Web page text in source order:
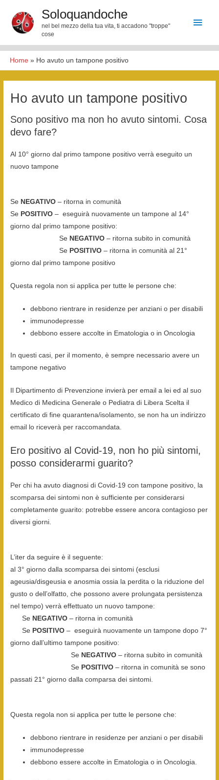
contenuto
Soloquandoche
nel bel mezzo della tua vita, ti accadono "troppe"
cose
Home » Ho avuto un tampone positivo
Ho avuto un tampone positivo
Sono positivo ma non ho avuto sintomi. Cosa
devo fare?
Al 10° giorno dal primo tampone positivo verrà eseguito un
nuovo tampone
Se NEGATIVO – ritorna in comunità
Se POSITIVO – eseguirà nuovamente un tampone al 14°
giorno dal primo tampone positivo:
Se NEGATIVO – ritorna subito in comunità
Se POSITIVO – ritorna in comunità al 21°
giorno dal primo tampone positivo
Questa regola non si applica per tutte le persone che:
debbono rientrare in residenze per anziani o per disabili
immunodepresse
debbono essere accolte in Ematologia o in Oncologia
In questi casi, per il momento, è sempre necessario avere un
tampone negativo
Il Dipartimento di Prevenzione invierà per email a lei ed al suo
Medico di Medicina Generale o Pediatra di Libera Scelta il
certificato di fine quarantena/isolamento, se non ha un indirizzo
email lo riceverà per raccomandata.
Ero positivo al Covid-19, non ho più sintomi,
posso considerarmi guarito?
Per chi ha avuto diagnosi di Covid-19 con tampone positivo, la
scomparsa dei sintomi non è sufficiente per considerarsi
completamente guarito: potrebbe essere ancora contagioso per
diversi giorni.
L’iter da seguire è il seguente:
al 3° giorno dalla scomparsa dei sintomi (esclusi
ageusia/disgeusia e anosmia ossia la perdita o la riduzione del
gusto o dell’olfatto, che possono avere prolungata persistenza
nel tempo) verrà effettuato un nuovo tampone:
Se NEGATIVO – ritorna in comunità
Se POSITIVO – eseguirà nuovamente un tampone dopo 7°
giorno dall’ultimo tampone positivo:
Se NEGATIVO – ritorna subito in comunità
Se POSITIVO – ritorna in comunità se sono
passati 21° giorno dalla comparsa dei sintomi.
Questa regola non si applica per tutte le persone che:
debbono rientrare in residenze per anziani o per disabili
immunodepresse
debbono essere accolte in Ematologia o in Oncologia.